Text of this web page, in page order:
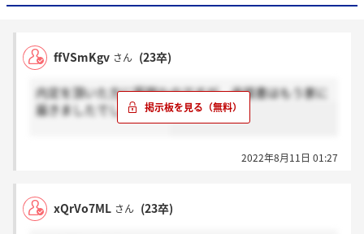
ffVSmKgv さん (23卒)
内定を頂いた方に質問なのですが、承諾書はもう家に
届きましたでしょうか？
2022年8月11日 01:27
xQrVo7ML さん (23卒)